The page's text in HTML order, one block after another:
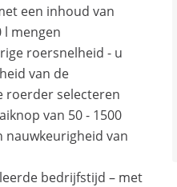
een inhoud van
l mengen
roersnelheid - u
van de
roerder selecteren
van 50 - 1500
nauwkeurigheid van
bedrijfstijd – met